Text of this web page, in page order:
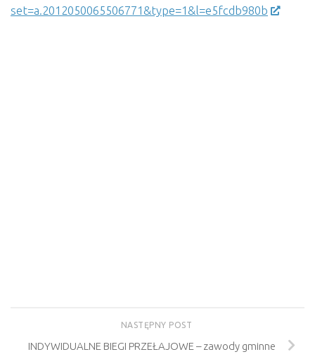
set=a.2012050065506771&type=1&l=e5fcdb980b
NASTĘPNY POST
INDYWIDUALNE BIEGI PRZEŁAJOWE – zawody gminne